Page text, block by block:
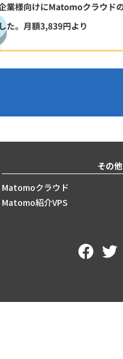
その他
Matomoクラウド
Matomo紹介VPS